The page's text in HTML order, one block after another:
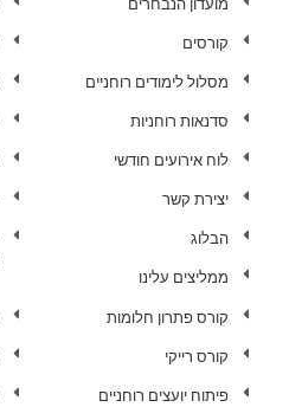
מועדון הנבחרים
קורסים
מסלול לימודים רוחניים
סדנאות רוחניות
לוח אירועים חודשי
יצירת קשר
הבלוג
ממליצים עלינו
קורס פתרון חלומות
קורס רייקי
פיתוח יועצים רוחניים